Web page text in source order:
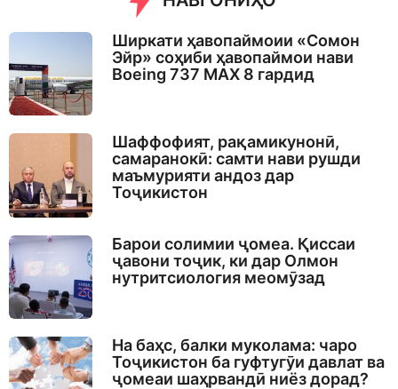
Ширкати ҳавопаймоии «Сомон
Эйр» соҳиби ҳавопаймои нави
Boeing 737 MAX 8 гардид
Шаффофият, рақамикунонӣ,
самаранокӣ: самти нави рушди
маъмурияти андоз дар
Тоҷикистон
Барои солимии ҷомеа. Қиссаи
ҷавони тоҷик, ки дар Олмон
нутритсиология меомӯзад
На баҳс, балки муколама: чаро
Тоҷикистон ба гуфтугӯи давлат ва
ҷомеаи шаҳрвандӣ ниёз дорад?